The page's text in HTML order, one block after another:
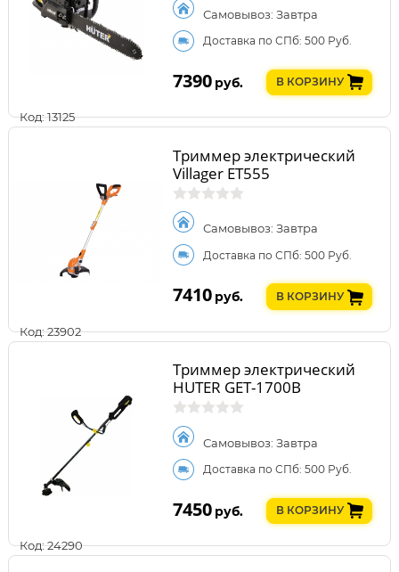
Код: 13125
Самовывоз: Завтра
Доставка по СПб: 500 Руб.
7390 руб. В КОРЗИНУ
Код: 23902
Триммер электрический
Villager ET555
Самовывоз: Завтра
Доставка по СПб: 500 Руб.
7410 руб. В КОРЗИНУ
Код: 24290
Триммер электрический
HUTER GET-1700B
Самовывоз: Завтра
Доставка по СПб: 500 Руб.
7450 руб. В КОРЗИНУ